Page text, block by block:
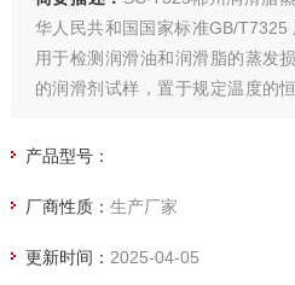
华人民共和国国家标准GB/
用于检测润滑油和润滑脂的蒸发
的润滑剂试样，置于规定温度的
产品型号：
厂商性质： 生产厂家
更新时间： 2025-04-05